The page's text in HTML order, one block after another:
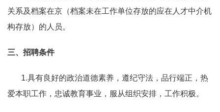
关系及档案在京（档案未在工作单位存放的应在人才中介机
构存放）的人员。
三、招聘条件
1.具有良好的政治道德素养，遵纪守法，品行端正，热
爱本职工作，忠诚教育事业，服从组织安排，工作积极。